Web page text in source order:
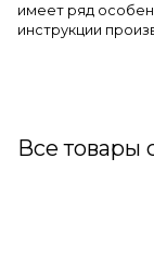
имеет ряд
инструкции
Все товары